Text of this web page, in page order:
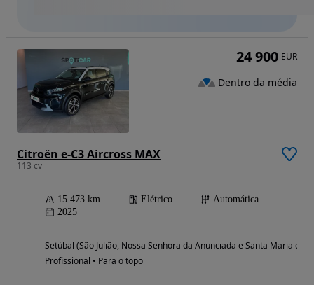
Citroën e-C3 Aircross MAX
113 cv
15 473 km Elétrico
Automática
2025
Setúbal (São Julião, Nossa Senhora da Anunciada e Santa Maria da
Profissional • Para o topo
24 900 EUR
Dentro da média